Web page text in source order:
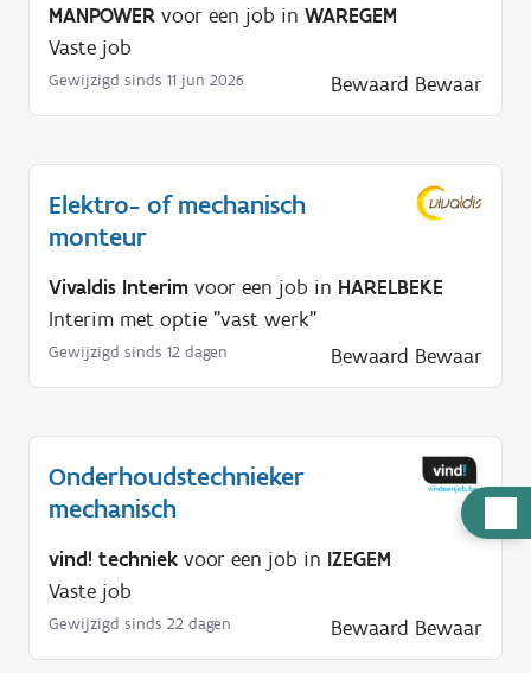
u
n
MANPOWER voor een job in WAREGEM
Vaste job
Gewijzigd sinds 11 jun 2026 Bewaard Bewaar
Elektro- of mechanisch
monteur
Vivaldis Interim voor een job in HARELBEKE
Interim met optie "vast werk"
Gewijzigd sinds 12 dagen Bewaard Bewaar
Onderhoudstechnieker
mechanisch
vind! techniek voor een job in IZEGEM
Vaste job
Gewijzigd sinds 22 dagen Bewaard Bewaar